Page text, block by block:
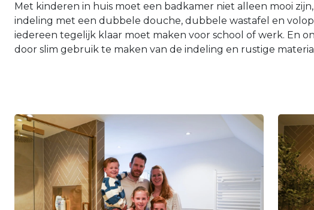
Met kinderen in huis moet een badkamer niet alleen mooi
indeling met een dubbele douche, dubbele wastafel en
iedereen tegelijk klaar moet maken voor school of werk. En
door slim gebruik te maken van de indeling en rustige